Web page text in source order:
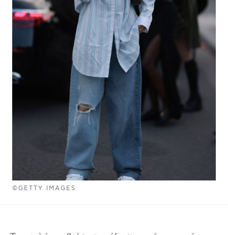
©GETTY IMAGES